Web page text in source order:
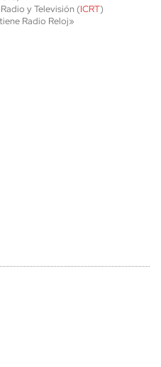
y Televisión (ICRT)
Radio Reloj»